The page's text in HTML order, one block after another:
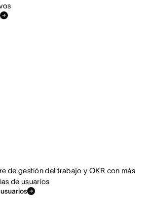
de gestión del trabajo y OKR con más
de usuarios